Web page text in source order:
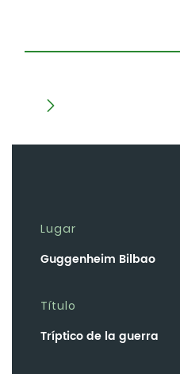
Lugar
Guggenheim Bilbao
Título
Tríptico de la guerra